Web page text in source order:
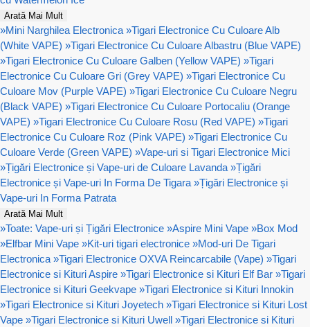
Arată Mai Mult
»Mini Narghilea Electronica »Tigari Electronice Cu Culoare Alb
(White VAPE) »Tigari Electronice Cu Culoare Albastru (Blue VAPE)
»Tigari Electronice Cu Culoare Galben (Yellow VAPE) »Tigari
Electronice Cu Culoare Gri (Grey VAPE) »Tigari Electronice Cu
Culoare Mov (Purple VAPE) »Tigari Electronice Cu Culoare Negru
(Black VAPE) »Tigari Electronice Cu Culoare Portocaliu (Orange
VAPE) »Tigari Electronice Cu Culoare Rosu (Red VAPE) »Tigari
Electronice Cu Culoare Roz (Pink VAPE) »Tigari Electronice Cu
Culoare Verde (Green VAPE) »Vape-uri si Tigari Electronice Mici
»Țigări Electronice și Vape-uri de Culoare Lavanda »Țigări
Electronice și Vape-uri In Forma De Tigara »Țigări Electronice și
Vape-uri In Forma Patrata
Arată Mai Mult
»Toate: Vape-uri și Țigări Electronice »Aspire Mini Vape »Box Mod
»Elfbar Mini Vape »Kit-uri tigari electronice »Mod-uri De Tigari
Electronica »Tigari Electronice OXVA Reincarcabile (Vape) »Tigari
Electronice si Kituri Aspire »Tigari Electronice si Kituri Elf Bar »Tigari
Electronice si Kituri Geekvape »Tigari Electronice si Kituri Innokin
»Tigari Electronice si Kituri Joyetech »Tigari Electronice si Kituri Lost
Vape »Tigari Electronice si Kituri Uwell »Tigari Electronice si Kituri